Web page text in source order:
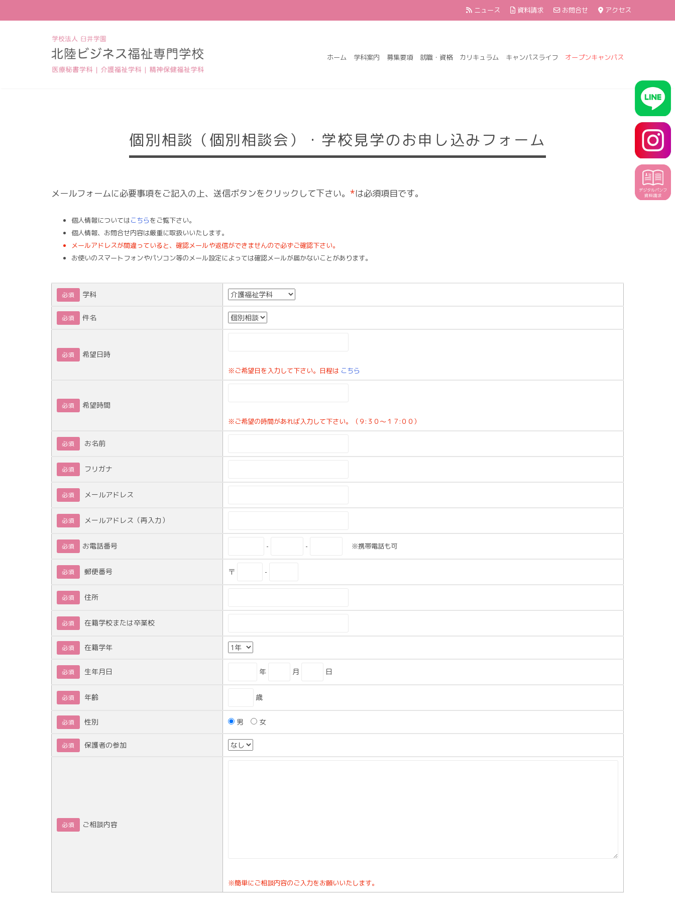
ニュース 資料請求 お問合せ アクセス
ホーム 学科案内 募集要項 就職・資格 カリキュラム キャンパスライフ オープンキャンパス
個別相談（個別相談会）・学校見学のお申し込みフォーム
メールフォームに必要事項をご記入の上、送信ボタンをクリックして下さい。 *は必須項目です。
個人情報についてはこちらをご覧下さい。
個人情報、お問合せ内容は厳重に取扱いいたします。
メールアドレスが間違っていると、確認メールや返信ができませんので必ずご確認下さい。
お使いのスマートフォンやパソコン等のメール設定によっては確認メールが届かないことがあります。
必須 学科
必須 件名
必須 希望日時
※ご希望日を入力して下さい。日程は こちら
必須 希望時間
※ご希望の時間があれば入力して下さい。（９:３０～１７:００）
必須 お名前
必須 フリガナ
必須 メールアドレス
必須 メールアドレス（再入力）
必須 お電話番号 - - ※携帯電話も可
必須 郵便番号 〒 -
必須 住所
必須 在籍学校または卒業校
必須 在籍学年
必須 生年月日 年 月 日
必須 年齢 歳
必須 性別 男 女
必須 保護者の参加
必須 ご相談内容
※簡単にご相談内容のご入力をお願いいたします。